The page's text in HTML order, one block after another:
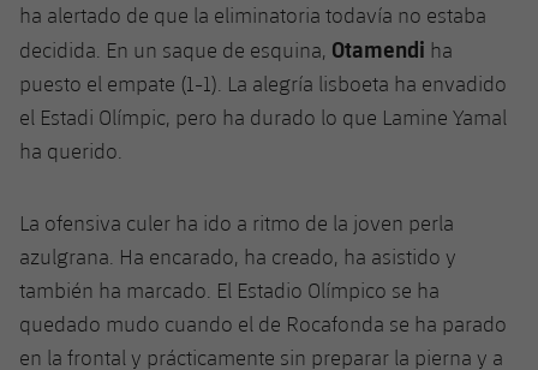
ha alertado de que la eliminatoria todavía no estaba
decidida. En un saque de esquina, Otamendi ha
puesto el empate (1-1). La alegría lisboeta ha envadido
el Estadi Olímpic, pero ha durado lo que Lamine Yamal
ha querido.
La ofensiva culer ha ido a ritmo de la joven perla
azulgrana. Ha encarado, ha creado, ha asistido y
también ha marcado. El Estadio Olímpico se ha
quedado mudo cuando el de Rocafonda se ha parado
en la frontal y prácticamente sin preparar la pierna y a